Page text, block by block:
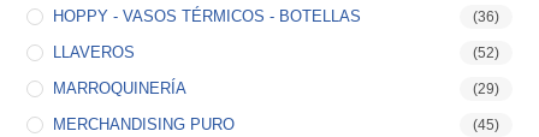
HOPPY - VASOS TÉRMICOS - BOTELLAS (36)
LLAVEROS (52)
MARROQUINERÍA (29)
MERCHANDISING PURO (45)